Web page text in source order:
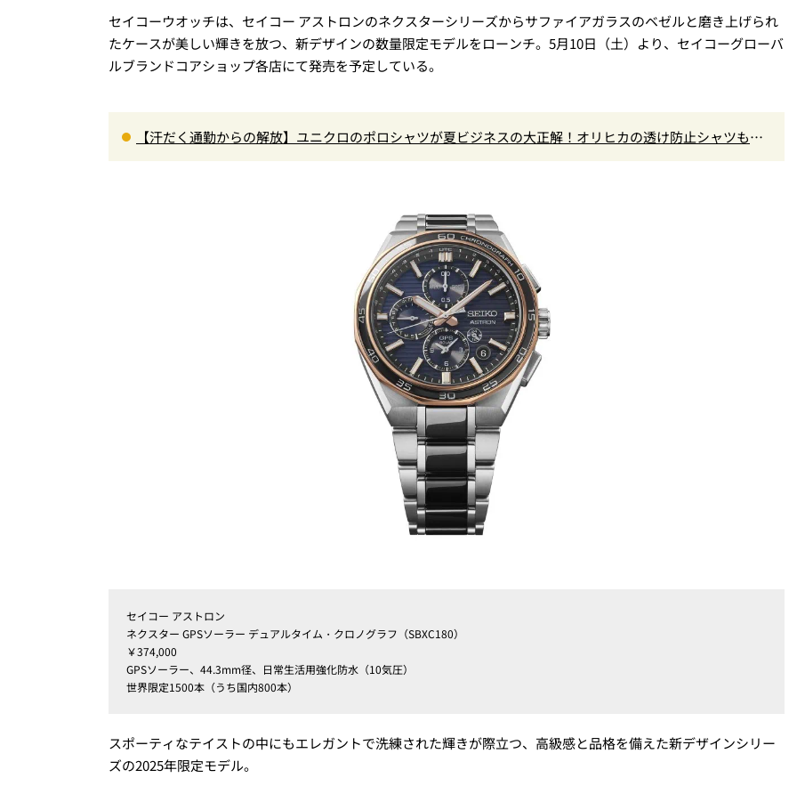
セイコーウオッチは、セイコー アストロンのネクスターシリーズからサファイアガラスのベゼルと磨き上げられ
たケースが美しい輝きを放つ、新デザインの数量限定モデルをローンチ。5月10日（土）より、セイコーグローバ
ルブランドコアショップ各店にて発売を予定している。
【汗だく通勤からの解放】ユニクロのポロシャツが夏ビジネスの大正解！オリヒカの透け防止シャツも優
セイコー アストロン
ネクスター GPSソーラー デュアルタイム・クロノグラフ（SBXC180）
￥374,000
GPSソーラー、44.3mm径、日常生活用強化防水（10気圧）
世界限定1500本（うち国内800本）
スポーティなテイストの中にもエレガントで洗練された輝きが際立つ、高級感と品格を備えた新デザインシリー
ズの2025年限定モデル。